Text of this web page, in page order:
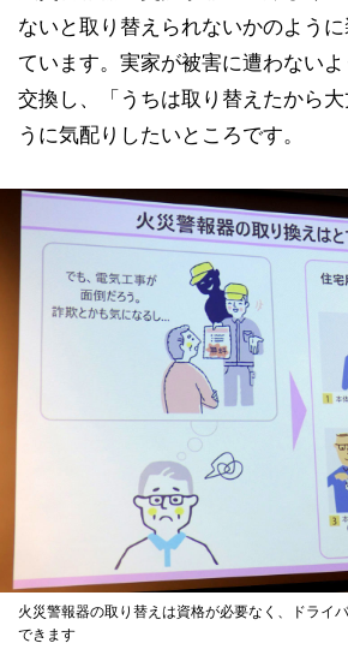
ないと取り替えられないかのよう
ています。実家が被害に遭わない
交換し、「うちは取り替えたから
うに気配りしたいところです。
火災警報器の取り替えは資格が必要なく、ドライ
できます